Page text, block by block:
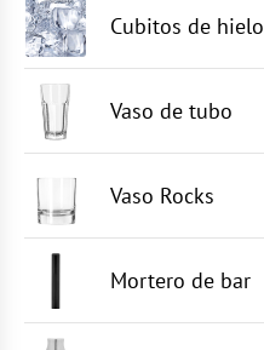
Cubitos de hielo
Vaso de tubo
Vaso Rocks
Mortero de bar